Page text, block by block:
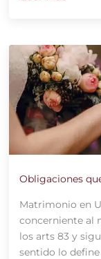
Obligaciones
Matrimonio en
concerniente al
los arts 83 y
sentido lo